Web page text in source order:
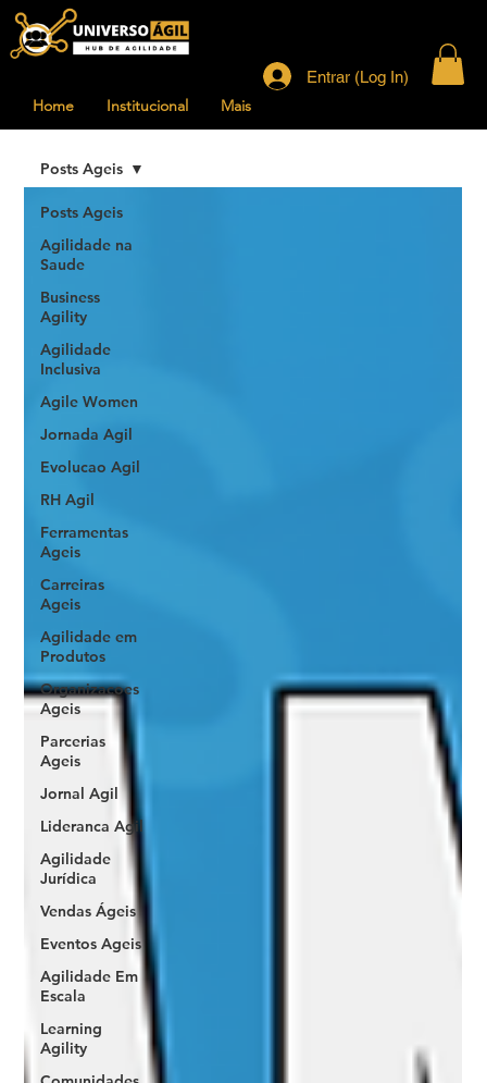
Home Institucional Mais
Entrar (Log In)
Posts Ageis
Agilidade na
Saude
Business
Agility
Agilidade
Inclusiva
Agile Women
Jornada Agil
Evolucao Agil
RH Agil
Ferramentas
Ageis
Carreiras
Ageis
Agilidade em
Produtos
Organizacoes
Ageis
Parcerias
Ageis
Jornal Agil
Lideranca Agil
Agilidade
Jurídica
Vendas Ágeis
Eventos Ageis
Agilidade Em
Escala
Learning
Agility
Posts Ageis